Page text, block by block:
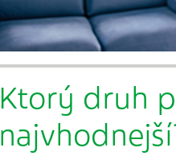
Ktorý druh